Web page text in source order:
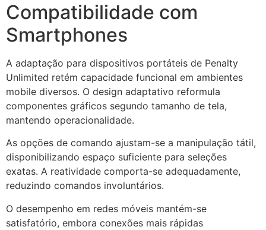
Compatibilidade com
Smartphones
A adaptação para dispositivos portáteis de Penalty
Unlimited retém capacidade funcional em ambientes
mobile diversos. O design adaptativo reformula
componentes gráficos segundo tamanho de tela,
mantendo operacionalidade.
As opções de comando ajustam-se a manipulação tátil,
disponibilizando espaço suficiente para seleções
exatas. A reatividade comporta-se adequadamente,
reduzindo comandos involuntários.
O desempenho em redes móveis mantém-se
satisfatório, embora conexões mais rápidas